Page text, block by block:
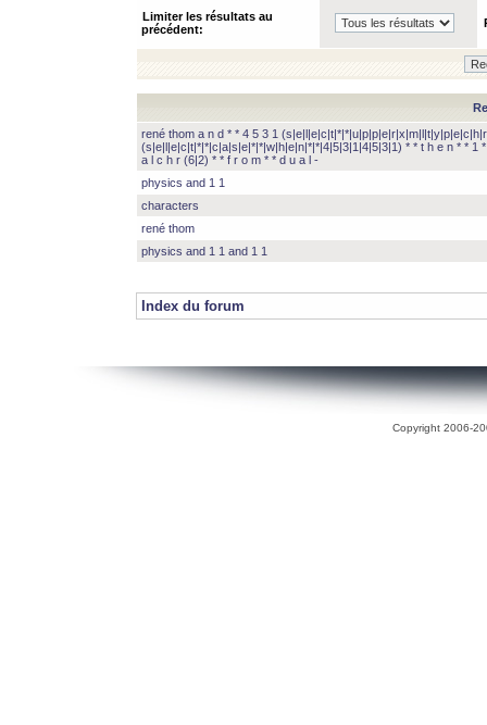
Limiter les résultats au
précédent:
rené thom a n d * * 4 5 3 1
(s|e|l|e|c|t|*|*|c|a|s|e|*|*|w|h|e|n|*|*|4|5|3|1|4|5|3|1) * * t h e n * * 1
a l c h r (6|2) * * f r o m * * d u a l -
physics and 1 1
characters
rené thom
physics and 1 1 and 1 1
Index du forum
Copyright 2006-